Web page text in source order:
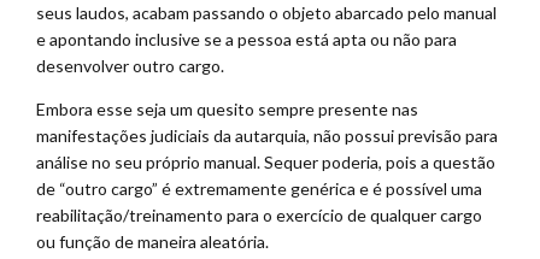
seus laudos, acabam passando o objeto abarcado pelo manual
e apontando inclusive se a pessoa está apta ou não para
desenvolver outro cargo.
Embora esse seja um quesito sempre presente nas
manifestações judiciais da autarquia, não possui previsão para
análise no seu próprio manual. Sequer poderia, pois a questão
de “outro cargo” é extremamente genérica e é possível uma
reabilitação/treinamento para o exercício de qualquer cargo
ou função de maneira aleatória.